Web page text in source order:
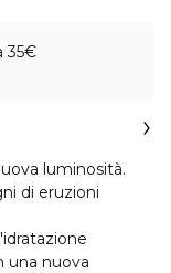
35€
luminosità.
di eruzioni
una nuova